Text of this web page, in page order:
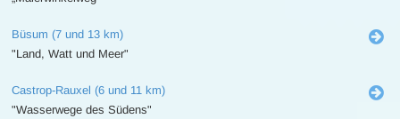
Büsum (7 und 13 km)
"Land, Watt und Meer"
Castrop-Rauxel (6 und 11 km)
"Wasserwege des Südens"